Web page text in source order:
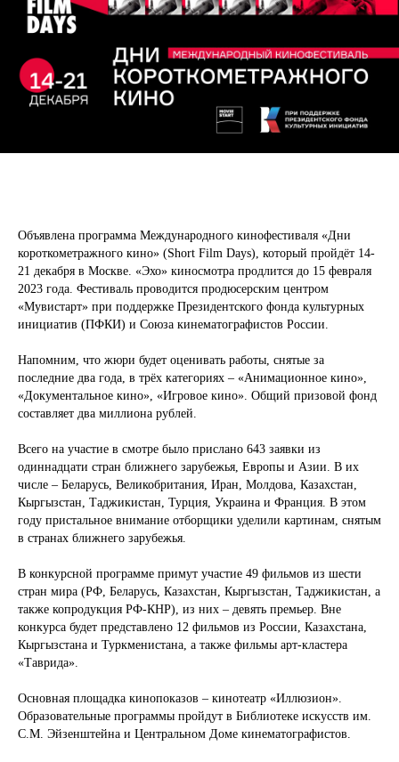
Объявлена программа Международного кинофестиваля «Дни
короткометражного кино» (Short Film Days), который пройдёт 14-
21 декабря в Москве. «Эхо» киносмотра продлится до 15 февраля
2023 года. Фестиваль проводится продюсерским центром
«Мувистарт» при поддержке Президентского фонда культурных
инициатив (ПФКИ) и Союза кинематографистов России.
Напомним, что жюри будет оценивать работы, снятые за
последние два года, в трёх категориях – «Анимационное кино»,
«Документальное кино», «Игровое кино». Общий призовой фонд
составляет два миллиона рублей.
Всего на участие в смотре было прислано 643 заявки из
одиннадцати стран ближнего зарубежья, Европы и Азии. В их
числе – Беларусь, Великобритания, Иран, Молдова, Казахстан,
Кыргызстан, Таджикистан, Турция, Украина и Франция. В этом
году пристальное внимание отборщики уделили картинам, снятым
в странах ближнего зарубежья.
В конкурсной программе примут участие 49 фильмов из шести
стран мира (РФ, Беларусь, Казахстан, Кыргызстан, Таджикистан, а
также копродукция РФ-КНР), из них – девять премьер. Вне
конкурса будет представлено 12 фильмов из России, Казахстана,
Кыргызстана и Туркменистана, а также фильмы арт-кластера
«Таврида».
Основная площадка кинопоказов – кинотеатр «Иллюзион».
Образовательные программы пройдут в Библиотеке искусств им.
С.М. Эйзенштейна и Центральном Доме кинематографистов.